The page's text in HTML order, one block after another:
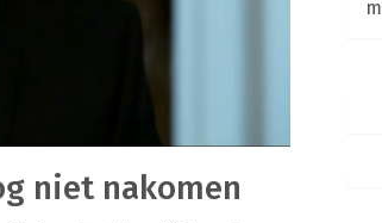
niet nakomen